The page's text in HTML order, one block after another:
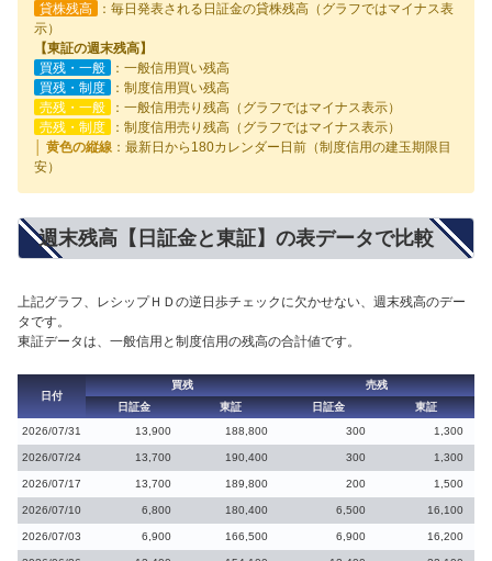
貸株残高
：毎日発表される日証金の貸株残高（グラフではマイナス表
示）
【東証の週末残高】
買残・一般
：一般信用買い残高
買残・制度
：制度信用買い残高
売残・一般
：一般信用売り残高（グラフではマイナス表示）
売残・制度
：制度信用売り残高（グラフではマイナス表示）
│ 黄色の縦線 ：最新日から180カレンダー日前（制度信用の建玉期限目
安）
週末残高【日証金と東証】の表データで比較
上記グラフ、レシップＨＤの逆日歩チェックに欠かせない、週末残高のデー
タです。
東証データは、一般信用と制度信用の残高の合計値です。
日付
買残
売残
日証金
東証 日証金
東証
2026/07/31
13,900 188,800 300 1,300
2026/07/24 13,700 190,400 300 1,300
2026/07/17 13,700 189,800 200 1,500
2026/07/10 6,800 180,400 6,500 16,100
2026/07/03 6,900 166,500 6,900 16,200